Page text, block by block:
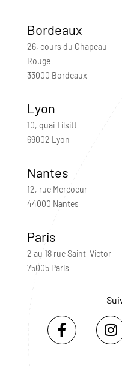
Bordeaux
26, cours du Chapeau-
Rouge
33000 Bordeaux
Lyon
10, quai Tilsitt
69002 Lyon
Nantes
12, rue Mercoeur
44000 Nantes
Paris
2 au 18 rue Saint-Victor
75005 Paris